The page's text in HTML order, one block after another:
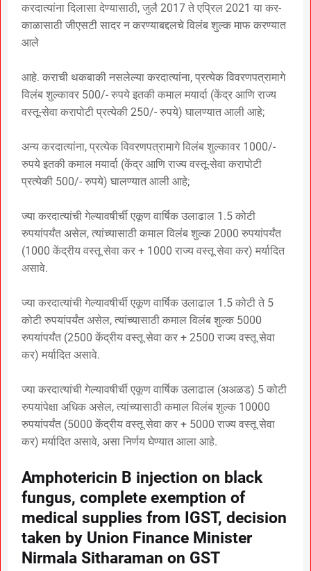
करदात्यांना दिलासा देण्यासाठी, जुलै 2017 ते एप्रिल 2021 या कर-
काळासाठी जीएसटी सादर न करण्याबद्दलचे विलंब शुल्क माफ करण्यात
आले
आहे. कराची थकबाकी नसलेल्या करदात्यांना, प्रत्येक विवरणपत्रामागे
विलंब शुल्कावर 500/- रुपये इतकी कमाल मयार्दा (केंद्र आणि राज्य
वस्तू-सेवा करापोटी प्रत्येकी 250/- रुपये) घालण्यात आली आहे;
अन्य करदात्यांना, प्रत्येक विवरणपत्रामागे विलंब शुल्कावर 1000/-
रुपये इतकी कमाल मयार्दा (केंद्र आणि राज्य वस्तू-सेवा करापोटी
प्रत्येकी 500/- रुपये) घालण्यात आली आहे;
ज्या करदात्यांची गेल्यावषीर्ची एकूण वार्षिक उलाढाल 1.5 कोटी
रुपयांपर्यंत असेल, त्यांच्यासाठी कमाल विलंब शुल्क 2000 रुपयांपर्यंत
(1000 केंद्रीय वस्तू सेवा कर + 1000 राज्य वस्तू सेवा कर) मर्यादित
असावे.
ज्या करदात्यांची गेल्यावषीर्ची एकूण वार्षिक उलाढाल 1.5 कोटी ते 5
कोटी रुपयांपर्यंत असेल, त्यांच्यासाठी कमाल विलंब शुल्क 5000
रुपयांपर्यंत (2500 केंद्रीय वस्तू सेवा कर + 2500 राज्य वस्तू सेवा
कर) मर्यादित असावे.
ज्या करदात्यांची गेल्यावषीर्ची एकूण वार्षिक उलाढाल (अअळड) 5 कोटी
रुपयांपेक्षा अधिक असेल, त्यांच्यासाठी कमाल विलंब शुल्क 10000
रुपयांपर्यंत (5000 केंद्रीय वस्तू सेवा कर + 5000 राज्य वस्तू सेवा
कर) मर्यादित असावे, असा निर्णय घेण्यात आला आहे.
Amphotericin B injection on black
fungus, complete exemption of
medical supplies from IGST, decision
taken by Union Finance Minister
Nirmala Sitharaman on GST